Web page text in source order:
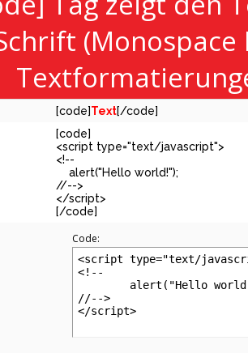
[code]Text[/code]
[code]
<script type="text/javascript">
<!--
alert("Hello world!");
//-->
</script>
[/code]
Code:
<script type="text/
<!--
//-->
</script>